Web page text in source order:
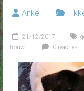
Anke
21/12/2017
trouw
0 reacties